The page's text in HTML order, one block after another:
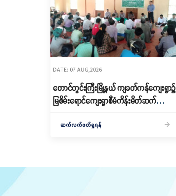
DATE: 07 AUG,2026
တောင်တွင်းကြီးမြို့နယ် ကျခတ်ကန်ကျေးရွာ၌
မြစိမ်းရောင်ကျေးရွာစီမံကိန်းမိတ်ဆက်
ပြုလုပ်
ဆက်လက်ဖတ်ရှုရန်